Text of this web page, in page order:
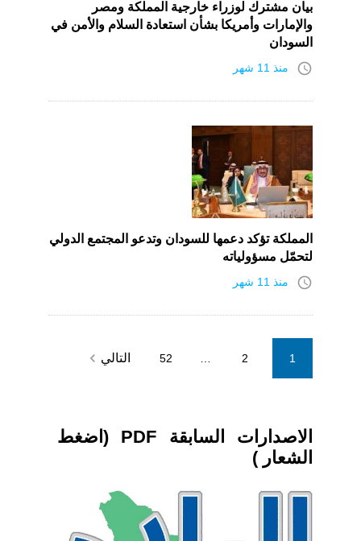
بيان مشترك لوزراء خارجية المملكة ومصر
والإمارات وأمريكا بشأن استعادة السلام والأمن في
السودان
access_time منذ 11 شهر
المملكة تؤكد دعمها للسودان وتدعو المجتمع الدولي
لتحمّل مسؤولياته
access_time منذ 11 شهر
pagination
1
2
52 التالي navigate_next
الاصدارات السابقة PDF (اضغط
الشعار )